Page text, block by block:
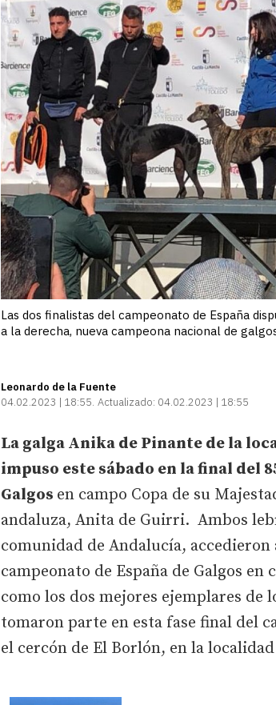
Las dos finalistas del campeonato de España
a la derecha, nueva campeona nacional de
Leonardo de la Fuente
04.02.2023 | 18:55 Actualizado: 04.02.2023 | 18:55
La galga Anika de Pinante de la
impuso este sábado en la final del
Galgos en campo Copa de su
andaluza, Anita de Guirri. Ambos
comunidad de Andalucía,
campeonato de España de Galgos en
como los dos mejores ejemplares de
tomaron parte en esta fase final del
el cercón de El Borlón, en la